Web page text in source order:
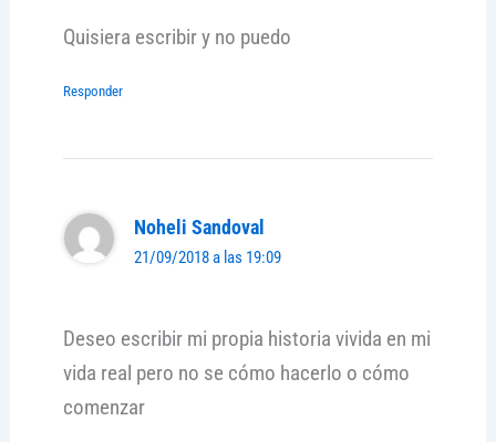
Quisiera escribir y no puedo
Responder
Noheli Sandoval
21/09/2018 a las 19:09
Deseo escribir mi propia historia vivida en mi
vida real pero no se cómo hacerlo o cómo
comenzar